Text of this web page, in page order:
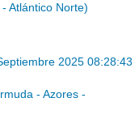
Atlántico Norte)
2025 08:28:43
- Azores -